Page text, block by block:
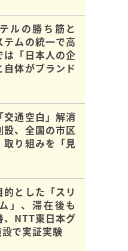
ルの勝ち筋と
ムの統一で高
は「日本人の企
体がブランド
通空白」解消
設、全国の市区
取り組みを「見
とした「スリ
」、滞在後も
、NTT東日本グ
で実証実験